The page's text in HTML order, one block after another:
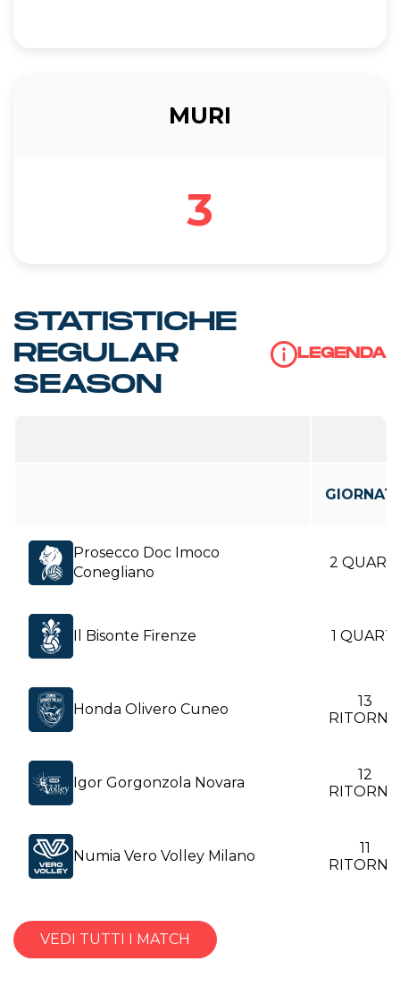
MURI
3
STATISTICHE
REGULAR
SEASON
LEGENDA
Prosecco Doc Imoco
Conegliano
2 QUARTI
Il Bisonte Firenze 1 QUARTI
Honda Olivero Cuneo
13
RITORNO
Igor Gorgonzola Novara
12
RITORNO
Numia Vero Volley Milano
11
RITORNO
VEDI TUTTI I MATCH
G Giocate